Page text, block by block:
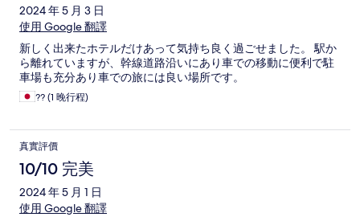
2024 年 5 月 3 日
使用 Google 翻譯
新しく出来たホテルだけあって気持ち良く過ごせました。 駅か
ら離れていますが、幹線道路沿いにあり車での移動に便利で駐
車場も充分あり車での旅には良い場所です。
?? (1 晚行程)
真實評價
10/10 完美
2024 年 5 月 1 日
使用 Google 翻譯